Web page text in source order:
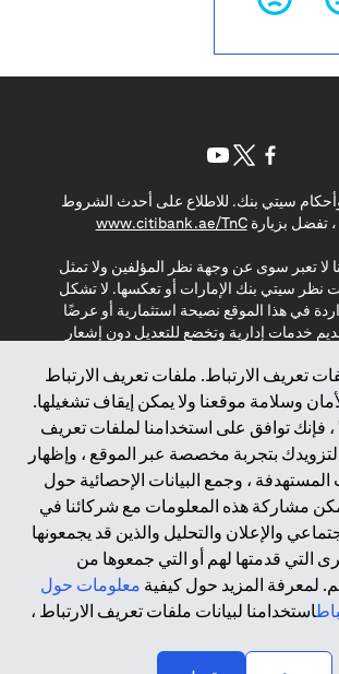
تعريف الارتباط. ملفات تعريف الارتباط
وسلامة موقعنا ولا يمكن إيقاف تشغيلها.
فإنك توافق على استخدامنا لملفات تعريف
لتزويدك بتجربة مخصصة عبر الموقع ، وإظهار
المستهدفة ، وجمع البيانات الإحصائية حول
مشاركة هذه المعلومات مع شركائنا في
والإعلان والتحليل والذين قد يجمعونها
التي قدمتها لهم أو التي جمعوها من
لمعرفة المزيد حول كيفية معلومات حول
استخدامنا لبيانات ملفات تعريف الارتباط ،
سيتي بنك. للاطلاع على أحدث الشروط
، تفضل بزيارةwww.citibank.ae/TnC
(opens in a new tab)
لا تعبر سوى عن وجهة نظر المؤلفين ولا تمثل
نظر سيتي بنك الإمارات أو تعكسها. لا تشكل
في هذا الموقع نصيحة استثمارية أو عرضًا
خدمات إدارية وتخضع للتعديل دون إشعار
والخدمات المذكورة في هذا الموقع للأفراد
الأوروبي أو المنطقة الاقتصادية الأوروبية أو
أو جيرسي أو موناكو أو سان مارينو أو
مان أو المملكة المتحدة أو خصوصية البيانات
العامة \ قانون حماية البيانات الشخصية
خصوصية نيوزيلندا). المحتوى الموجود في هذه
ينبغي تفسيره على أنه عرض أو دعوة أو دعوة
المنتجات والخدمات المذكورة هنا لمثل هؤلاء
الأفراد.
*GDPR – اللائحة العامة لحماية البيانات؛ * LGPD – Lei Geral de
النيوزيلندي